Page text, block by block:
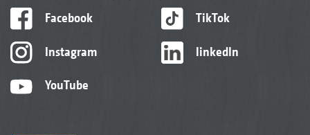
Facebook
Instagram
YouTube
TikTok
linkedIn